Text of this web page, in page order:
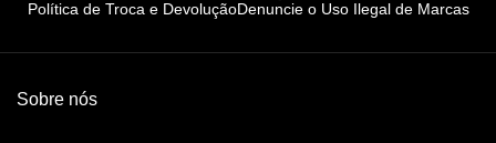
Política de Troca e DevoluçãoDenuncie o Uso Ilegal de Marcas
Sobre nós